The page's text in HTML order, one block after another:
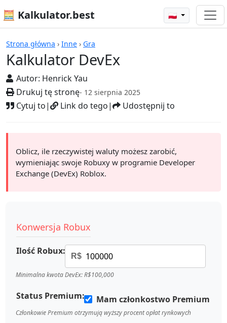
🧮 Kalkulator.best 🇵🇱
Strona główna › Inne › Gra
Kalkulator DevEx
Autor: Henrick Yau
Drukuj tę stronę- 12 sierpnia 2025
Cytuj to| Link do tego| Udostępnij to
Kalkulatory
Oblicz, ile rzeczywistej waluty możesz zarobić,
wymieniając swoje Robuxy w programie Developer
Exchange (DevEx) Roblox.
Konwersja Robux
Ilość Robux: R$
Minimalna kwota DevEx: R$100,000
Status Premium: Mam członkostwo Premium
Członkowie Premium otrzymują wyższy procent opłat rynkowych